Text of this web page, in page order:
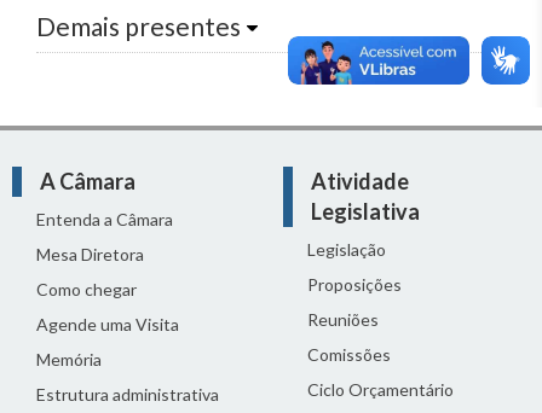
Demais presentes
A Câmara
Entenda a Câmara
Mesa Diretora
Como chegar
Agende uma Visita
Memória
Estrutura administrativa
Atividade
Legislativa
Legislação
Proposições
Reuniões
Comissões
Ciclo Orçamentário